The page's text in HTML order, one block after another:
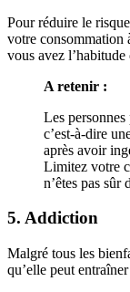
Pour réduire le
votre consommation
vous avez l’habitude
A retenir :
Les
c’est-à-dire
après avoir
Limitez votre
n’êtes pas sûr
5. Addiction
Malgré tous les
qu’elle peut